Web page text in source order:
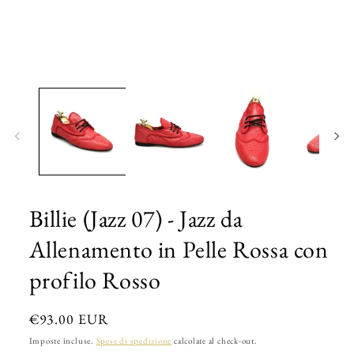
contenuti
finestra
Billie (Jazz 07) - Jazz da
Allenamento in Pelle Rossa con
profilo Rosso
Prezzo
di
€93.00 EUR
Imposte incluse. Spese di spedizione calcolate al check-out.